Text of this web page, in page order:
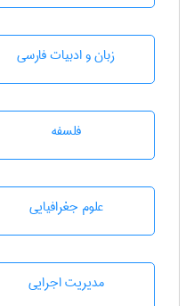
زبان و ادبيات فارسی
فلسفه
علوم جغرافيايی
مديريت اجرايی